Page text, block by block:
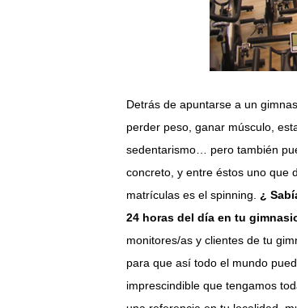
Detrás de apuntarse a un
perder peso, ganar músculo,
sedentarismo… pero también
concreto, y entre éstos uno que
matrículas es el spinning. ¿
24 horas del día en tu
monitores/as y clientes de tu
para que así todo el mundo
imprescindible que tengamos